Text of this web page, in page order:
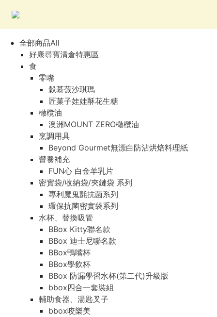
全部商品All
好康尋寶清倉特惠區
食
零嘴
穀慕蒎沙琪瑪
匠菓子娃娃酥花生糖
橄欖油
澳洲MOUNT ZERO橄欖油
烹調用具
Beyond Gourmet無漂白防沾烘焙料理紙
營養補充
FUN心 白金羊乳片
密實袋/收納袋/夾鏈袋 系列
專利魔鬼氈抗菌系列
環保抗菌密實袋系列
水杯、替換吸管
BBox Kitty聯名款
BBox 迪士尼聯名款
BBox鴨嘴杯
BBox學飲杯
BBox 防漏學習水杯(第二代)升級版
bbox四合一套裝組
輔助食器、湯匙叉子
bbox咬樂美